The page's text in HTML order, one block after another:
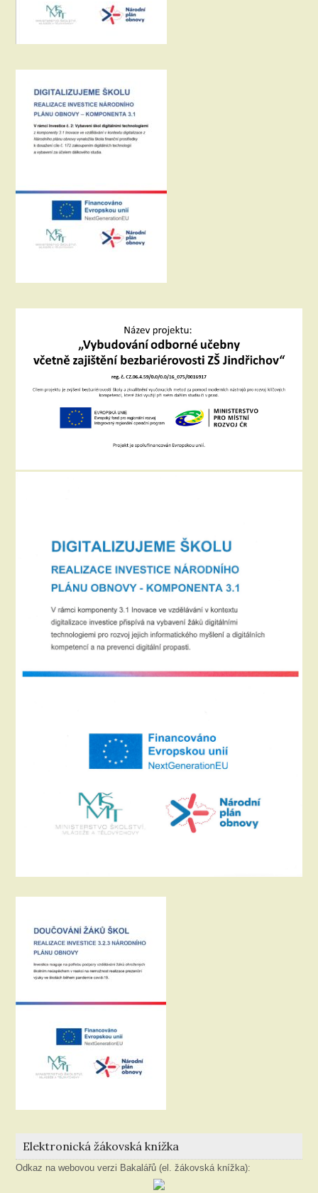
Elektronická žákovská knížka
Odkaz na webovou verzi Bakalářů (el. žákovská knížka):